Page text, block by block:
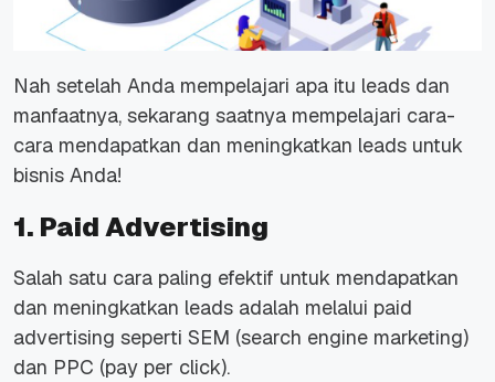
Nah setelah Anda mempelajari apa itu leads dan
manfaatnya, sekarang saatnya mempelajari cara-
cara mendapatkan dan meningkatkan leads untuk
bisnis Anda!
1. Paid Advertising
Salah satu cara paling efektif untuk mendapatkan
dan meningkatkan leads adalah melalui paid
advertising seperti SEM (search engine marketing)
dan PPC (pay per click).